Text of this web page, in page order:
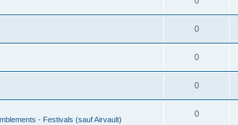
0
0
0
- Festivals (sauf Airvault)
0